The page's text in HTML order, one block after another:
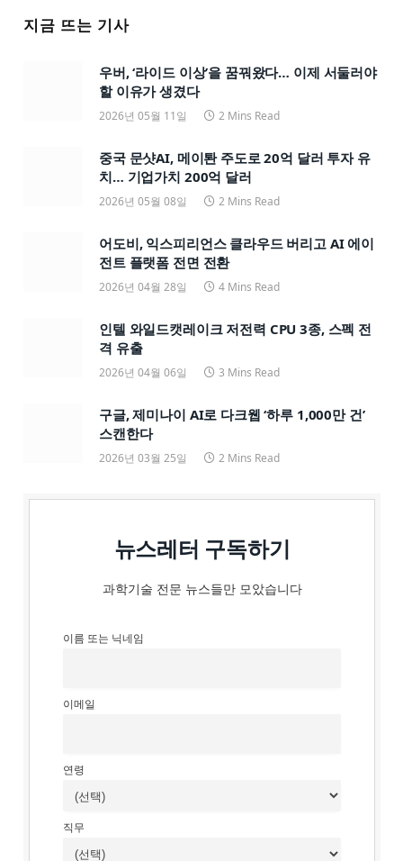
지금 뜨는 기사
우버, ‘라이드 이상’을 꿈꿔왔다… 이제 서둘러야
할 이유가 생겼다
2026년 05월 11일 2 Mins Read
중국 문샷AI, 메이퇀 주도로 20억 달러 투자 유
치… 기업가치 200억 달러
2026년 05월 08일 2 Mins Read
어도비, 익스피리언스 클라우드 버리고 AI 에이
전트 플랫폼 전면 전환
2026년 04월 28일 4 Mins Read
인텔 와일드캣레이크 저전력 CPU 3종, 스펙 전
격 유출
2026년 04월 06일 3 Mins Read
구글, 제미나이 AI로 다크웹 ‘하루 1,000만 건’
스캔한다
2026년 03월 25일 2 Mins Read
뉴스레터 구독하기
과학기술 전문 뉴스들만 모았습니다
이름 또는 닉네임
이메일
연령
직무